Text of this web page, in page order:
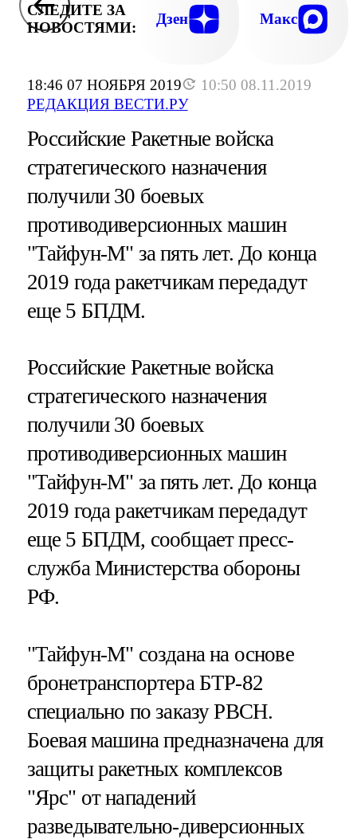
18:46 07 НОЯБРЯ 2019
10:50 08.11.2019
РЕДАКЦИЯ ВЕСТИ.РУ
СЛЕДИТЕ ЗА
НОВОСТЯМИ:
Дзен Макс
Российские Ракетные войска
стратегического назначения
получили 30 боевых
противодиверсионных машин
"Тайфун-М" за пять лет. До конца
2019 года ракетчикам передадут
еще 5 БПДМ.
Российские Ракетные войска
стратегического назначения
получили 30 боевых
противодиверсионных машин
"Тайфун-М" за пять лет. До конца
2019 года ракетчикам передадут
еще 5 БПДМ, сообщает пресс-
служба Министерства обороны
РФ.
"Тайфун-М" создана на основе
бронетранспортера БТР-82
специально по заказу РВСН.
Боевая машина предназначена для
защиты ракетных комплексов
"Ярс" от нападений
разведывательно-диверсионных